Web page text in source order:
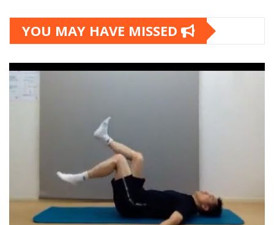
YOU MAY HAVE MISSED